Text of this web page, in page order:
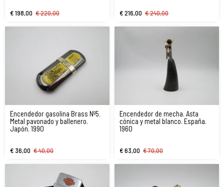
€ 198,00 € 220,00 € 216,00 € 240,00
Encendedor gasolina Brass Nº5.
Metal pavonado y ballenero.
Japón. 1990
€ 36,00 € 40,00
Encendedor de mecha. Asta
cónica y metal blanco. España.
1960
€ 63,00 € 70,00